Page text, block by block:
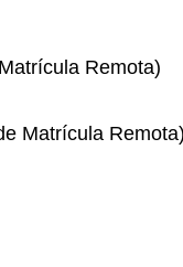
Remota)
Matrícula Remota)